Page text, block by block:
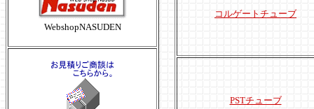
WebshopNASUDEN
コルゲートチューブ
PSTチューブ